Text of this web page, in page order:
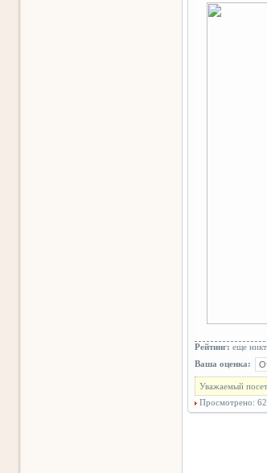
Рейтинг: еще
Ваша оценка:
Уважаемый
Просмотрено: